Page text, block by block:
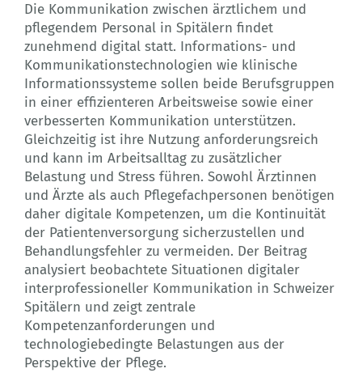
Die Kommunikation zwischen ärztlichem und
pflegendem Personal in Spitälern findet
zunehmend digital statt. Informations- und
Kommunikationstechnologien wie klinische
Informationssysteme sollen beide Berufsgruppen
in einer effizienteren Arbeitsweise sowie einer
verbesserten Kommunikation unterstützen.
Gleichzeitig ist ihre Nutzung anforderungsreich
und kann im Arbeitsalltag zu zusätzlicher
Belastung und Stress führen. Sowohl Ärztinnen
und Ärzte als auch Pflegefachpersonen benötigen
daher digitale Kompetenzen, um die Kontinuität
der Patientenversorgung sicherzustellen und
Behandlungsfehler zu vermeiden. Der Beitrag
analysiert beobachtete Situationen digitaler
interprofessioneller Kommunikation in Schweizer
Spitälern und zeigt zentrale
Kompetenzanforderungen und
technologiebedingte Belastungen aus der
Perspektive der Pflege.